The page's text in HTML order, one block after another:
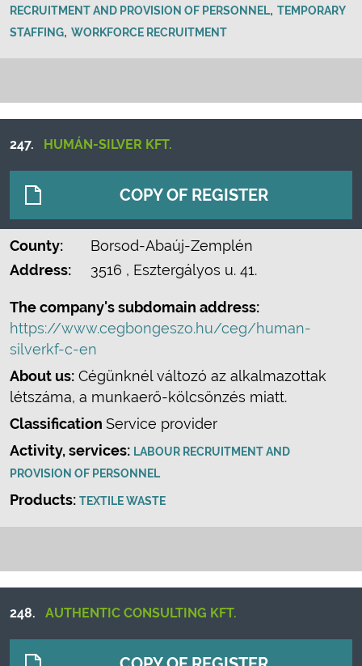
RECRUITMENT AND PROVISION OF PERSONNEL, TEMPORARY
STAFFING, WORKFORCE RECRUITMENT
247. HUMÁN-SILVER KFT.
COPY OF REGISTER
County:
Borsod-Abaúj-Zemplén
Address:
3516 , Esztergályos u. 41.
The company's subdomain address:
https://www.cegbongeszo.hu/ceg/human-
silverkf-c-en
About us: Cégünknél változó az alkalmazottak
létszáma, a munkaerő-kölcsönzés miatt.
Classification Service provider
Activity, services: LABOUR RECRUITMENT AND
PROVISION OF PERSONNEL
Products: TEXTILE WASTE
248. AUTHENTIC CONSULTING KFT.